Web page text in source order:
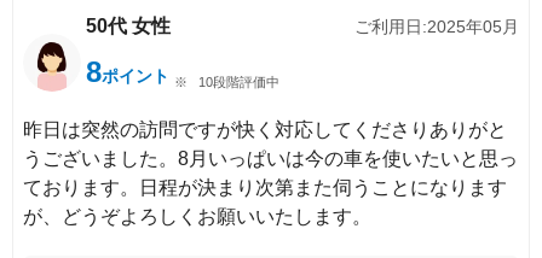
50代 女性 ご利用日:2025年05月
8ポイント 10段階評価中
昨日は突然の訪問ですが快く対応してくださりありがと
うございました。8月いっぱいは今の車を使いたいと思っ
ております。日程が決まり次第また伺うことになります
が、どうぞよろしくお願いいたします。